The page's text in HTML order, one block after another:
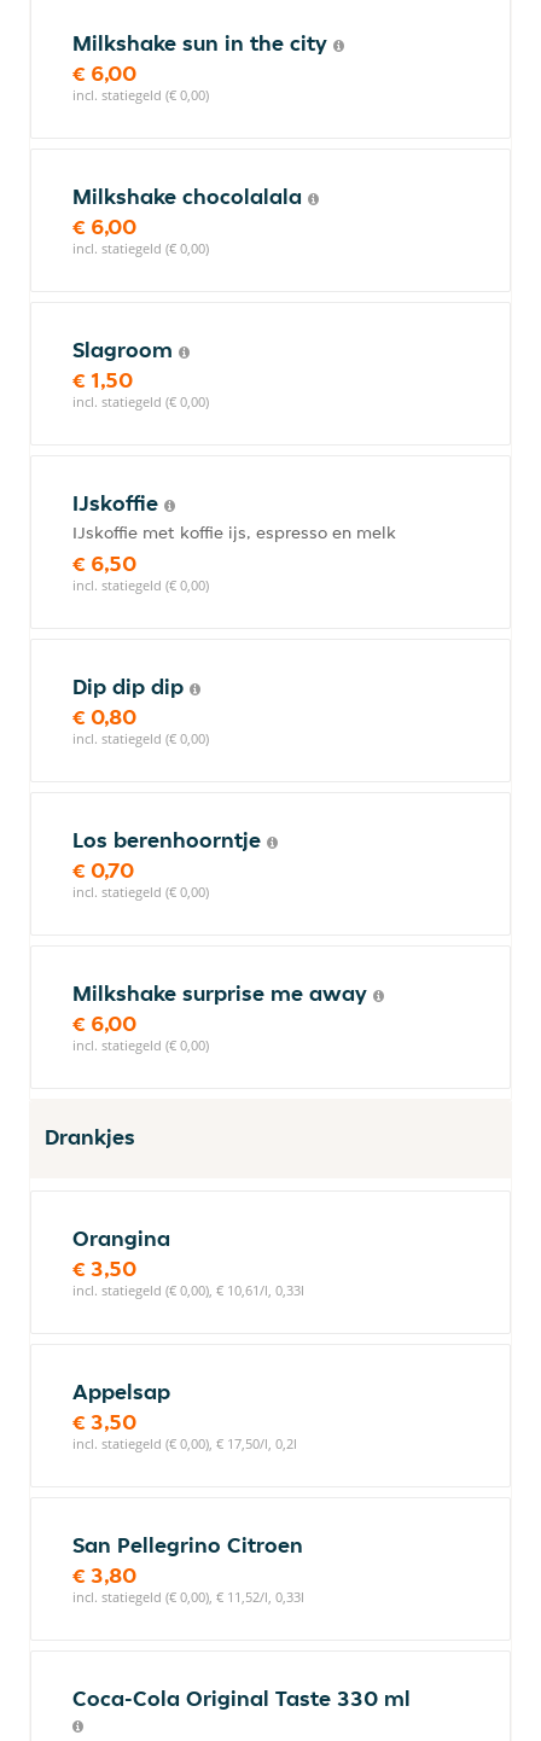
Milkshake sun in the city
€ 6,00
incl. statiegeld (€ 0,00)
Milkshake chocolalala
€ 6,00
incl. statiegeld (€ 0,00)
Slagroom
€ 1,50
incl. statiegeld (€ 0,00)
IJskoffie
IJskoffie met koffie ijs, espresso en melk
€ 6,50
incl. statiegeld (€ 0,00)
Dip dip dip
€ 0,80
incl. statiegeld (€ 0,00)
Los berenhoorntje
€ 0,70
incl. statiegeld (€ 0,00)
Milkshake surprise me away
€ 6,00
incl. statiegeld (€ 0,00)
Drankjes
Orangina
€ 3,50
incl. statiegeld (€ 0,00), € 10,61/l, 0,33l
Appelsap
€ 3,50
incl. statiegeld (€ 0,00), € 17,50/l, 0,2l
San Pellegrino Citroen
€ 3,80
incl. statiegeld (€ 0,00), € 11,52/l, 0,33l
Coca-Cola Original Taste 330 ml